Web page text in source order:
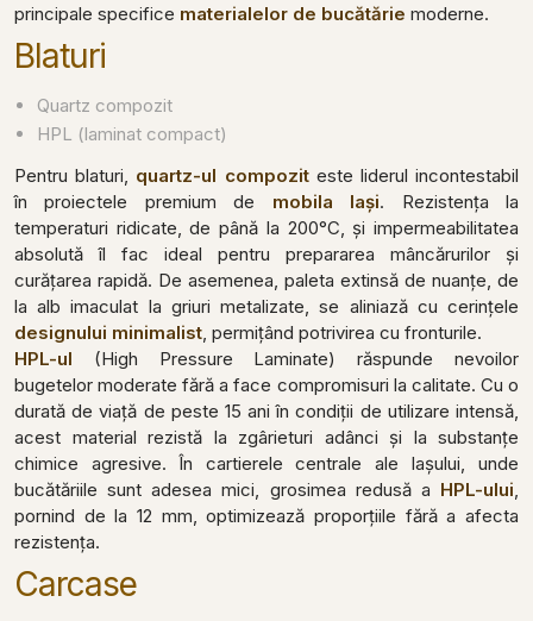
principale specifice materialelor de bucătărie moderne.
Blaturi
Quartz compozit
HPL (laminat compact)
Pentru blaturi, quartz-ul compoziteste liderul incontestabil
în proiectele premium de mobila Iași. Rezistența la
temperaturi ridicate, de până la 200°C, și impermeabilitatea
absolută îl fac ideal pentru prepararea mâncărurilor și
curățarea rapidă. De asemenea, paleta extinsă de nuanțe, de
la alb imaculat la griuri metalizate, se aliniază cu cerințele
designului minimalist, permițând potrivirea cu fronturile.
HPL-ul (High Pressure Laminate) răspunde nevoilor
bugetelor moderate fără a face compromisuri la calitate. Cu o
durată de viață de peste 15 ani în condiții de utilizare intensă,
acest material rezistă la zgârieturi adânci și la substanțe
chimice agresive. În cartierele centrale ale Iașului, unde
bucătăriile sunt adesea mici, grosimea redusă a HPL-ului,
pornind de la 12 mm, optimizează proporțiile fără a afecta
rezistența.
Carcase